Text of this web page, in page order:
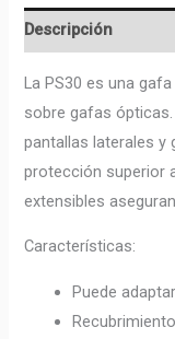
Descripción
La PS30 es una
sobre gafas
pantallas laterales y
protección superior
extensibles
Características:
Puede